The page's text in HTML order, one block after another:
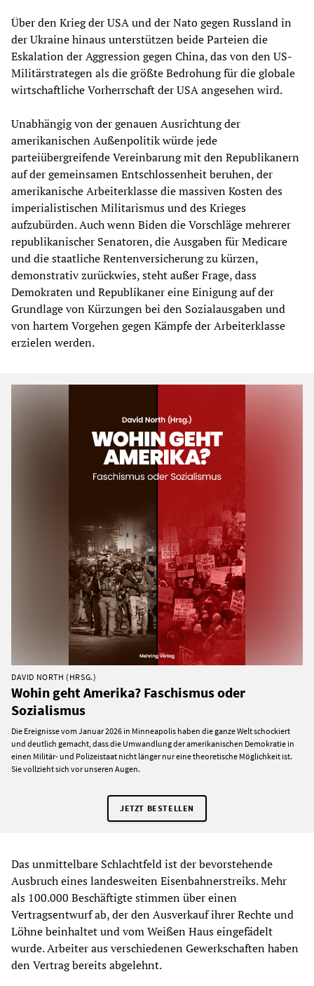
Über den Krieg der USA und der Nato gegen Russland in
der Ukraine hinaus unterstützen beide Parteien die
Eskalation der Aggression gegen China, das von den US-
Militärstrategen als die größte Bedrohung für die globale
wirtschaftliche Vorherrschaft der USA angesehen wird.
Unabhängig von der genauen Ausrichtung der
amerikanischen Außenpolitik würde jede
parteiübergreifende Vereinbarung mit den Republikanern
auf der gemeinsamen Entschlossenheit beruhen, der
amerikanische Arbeiterklasse die massiven Kosten des
imperialistischen Militarismus und des Krieges
aufzubürden. Auch wenn Biden die Vorschläge mehrerer
republikanischer Senatoren, die Ausgaben für Medicare
und die staatliche Rentenversicherung zu kürzen,
demonstrativ zurückwies, steht außer Frage, dass
Demokraten und Republikaner eine Einigung auf der
Grundlage von Kürzungen bei den Sozialausgaben und
von hartem Vorgehen gegen Kämpfe der Arbeiterklasse
erzielen werden.
DAVID NORTH (HRSG.)
Wohin geht Amerika? Faschismus oder
Sozialismus
Die Ereignisse vom Januar 2026 in Minneapolis haben die ganze Welt schockiert
und deutlich gemacht, dass die Umwandlung der amerikanischen Demokratie in
einen Militär- und Polizeistaat nicht länger nur eine theoretische Möglichkeit ist.
Sie vollzieht sich vor unseren Augen.
JETZT BESTELLEN
Das unmittelbare Schlachtfeld ist der bevorstehende
Ausbruch eines landesweiten Eisenbahnerstreiks. Mehr
als 100.000 Beschäftigte stimmen über einen
Vertragsentwurf ab, der den Ausverkauf ihrer Rechte und
Löhne beinhaltet und vom Weißen Haus eingefädelt
wurde. Arbeiter aus verschiedenen Gewerkschaften haben
den Vertrag bereits abgelehnt.